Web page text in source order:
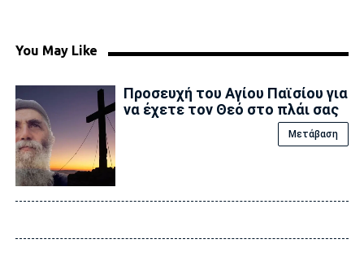
You May Like
Προσευχή του Αγίου Παϊσίου για
να έχετε τον Θεό στο πλάι σας
Μετάβαση